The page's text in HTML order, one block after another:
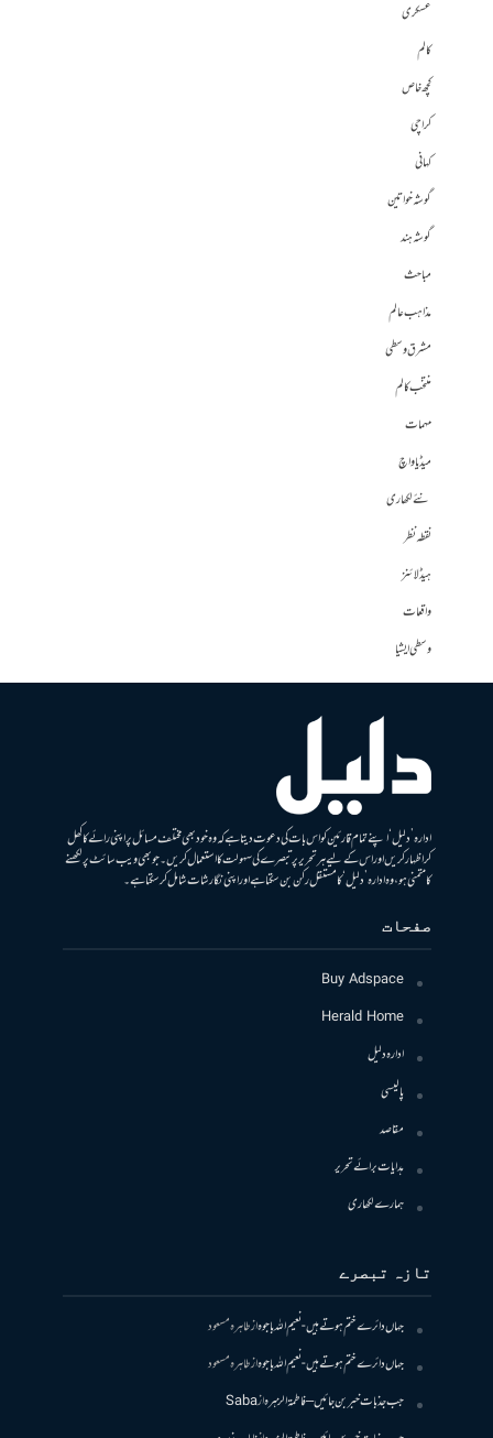
عسکری
کالم
کچھ خاص
کراچی
کہانی
گوشہ خواتین
گوشہ ہند
مباحث
مذاہب عالم
مشرق وسطی
منتخب کالم
مہمات
میڈیا واچ
نئے لکھاری
نقطہ نظر
ہیڈلائنز
واقعات
وسطی ایشیا
ادارہ ’دلیل‘ اپنے تمام قارئین کو اس بات کی دعوت دیتا ہے کہ وہ خود بھی مختلف مسائل پر اپنی رائے کا کھل
کر اظہار کریں اور اس کے لیے ہر تحریر پر تبصرے کی سہولت کا استعمال کریں۔ جو بھی ویب سائٹ پر لکھنے
کا متمنی ہو، وہ ادارہ ’دلیل‘ کا مستقل رکن بن سکتا ہے اور اپنی نگارشات شامل کرسکتا ہے۔
صفحات
Buy Adspace
Herald Home
ادارہ دلیل
پالیسی
مقاصد
ہدایات برائے تحریر
ہمارے لکھاری
تازہ تبصرے
جہاں دائرے ختم ہوتے ہیں- نعیم اللہ باجوہازطاہرہ مسعود
جہاں دائرے ختم ہوتے ہیں- نعیم اللہ باجوہازطاہرہ مسعود
جب جذبات خبر بن جائیں – فاطمۃالزہرہازSaba